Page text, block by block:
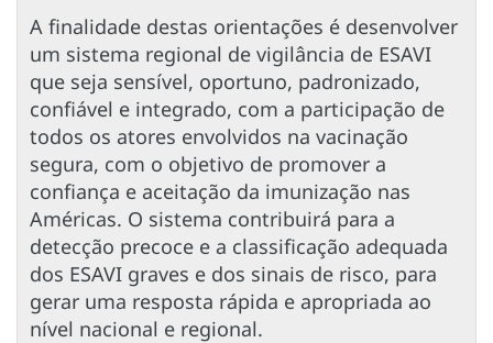
A finalidade destas orientações é desenvolver
um sistema regional de vigilância de ESAVI
que seja sensível, oportuno, padronizado,
confiável e integrado, com a participação de
todos os atores envolvidos na vacinação
segura, com o objetivo de promover a
confiança e aceitação da imunização nas
Américas. O sistema contribuirá para a
detecção precoce e a classificação adequada
dos ESAVI graves e dos sinais de risco, para
gerar uma resposta rápida e apropriada ao
nível nacional e regional.